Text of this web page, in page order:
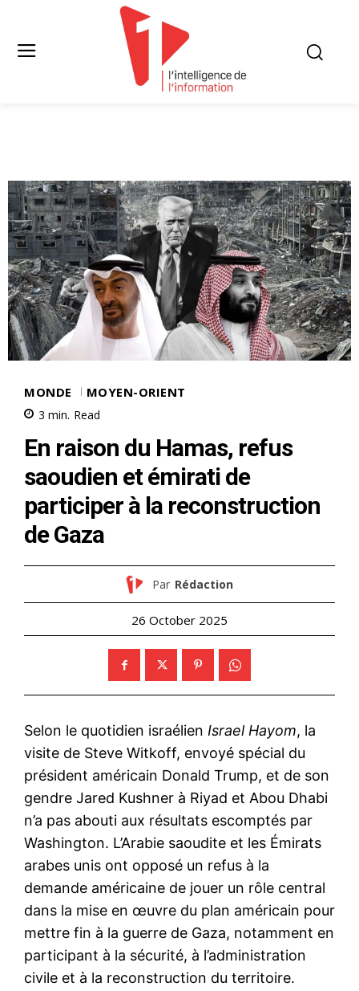
MONDE MOYEN-ORIENT
3 min. Read
En raison du Hamas, refus
saoudien et émirati de
participer à la reconstruction
de Gaza
Par Rédaction
26 October 2025
Selon le quotidien israélien Israel Hayom, la
visite de Steve Witkoff, envoyé spécial du
président américain Donald Trump, et de son
gendre Jared Kushner à Riyad et Abou Dhabi
n’a pas abouti aux résultats escomptés par
Washington. L’Arabie saoudite et les Émirats
arabes unis ont opposé un refus à la
demande américaine de jouer un rôle central
dans la mise en œuvre du plan américain pour
mettre fin à la guerre de Gaza, notamment en
participant à la sécurité, à l’administration
civile et à la reconstruction du territoire.